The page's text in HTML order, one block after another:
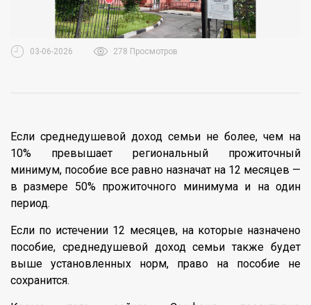
03-06-2026 278 Просмотров
Если среднедушевой доход семьи не более, чем на
10% превышает региональный прожиточный
минимум, пособие все равно назначат на 12 месяцев —
в размере 50% прожиточного минимума и на один
период.
Если по истечении 12 месяцев, на которые назначено
пособие, среднедушевой доход семьи также будет
выше установленных норм, право на пособие не
сохранится.